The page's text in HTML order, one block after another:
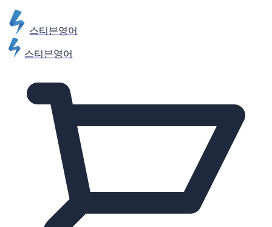
스티븐영어
스티븐영어